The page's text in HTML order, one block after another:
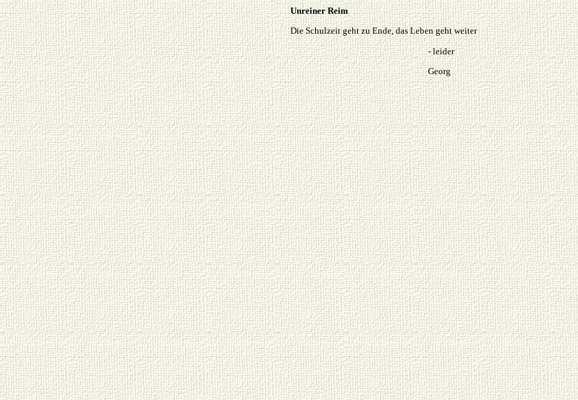
Unreiner Reim
Die Schulzeit geht zu Ende, das Leben geht weiter
- leider
Georg